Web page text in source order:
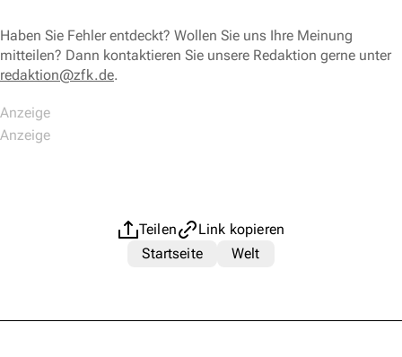
Haben Sie Fehler entdeckt? Wollen Sie uns Ihre Meinung
mitteilen? Dann kontaktieren Sie unsere Redaktion gerne unter
redaktion@zfk.de.
Teilen
Link kopieren
Startseite
Welt